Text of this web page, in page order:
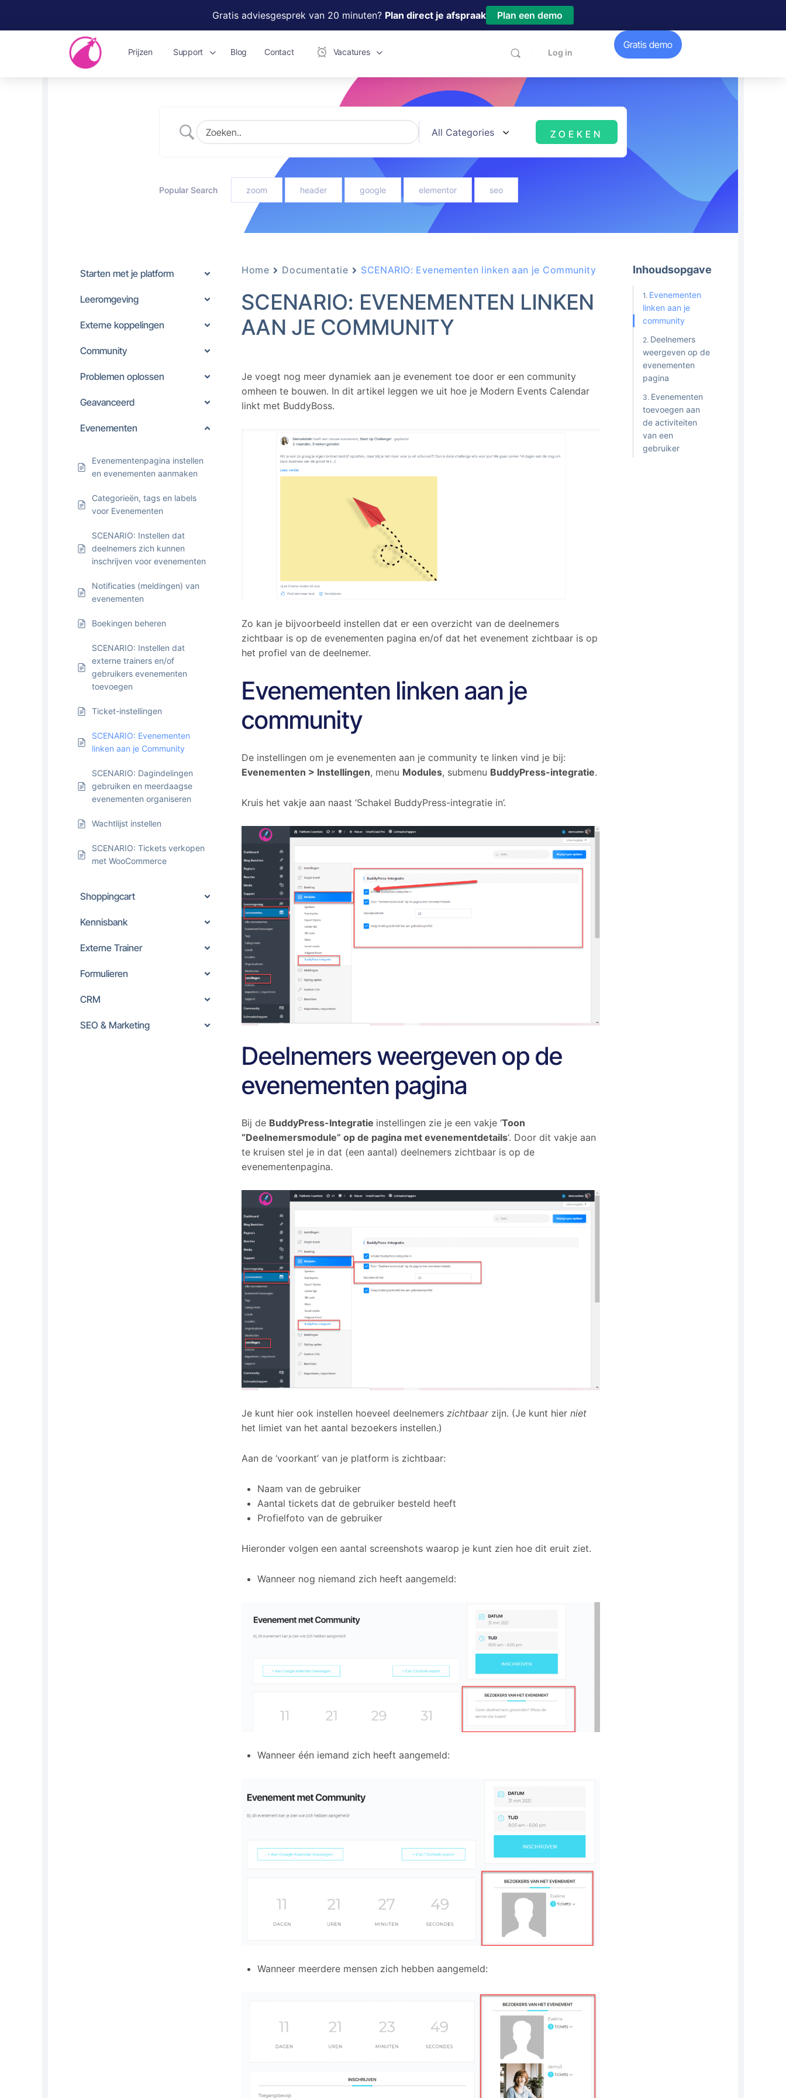
Gratis adviesgesprek van 20 minuten? Plan direct je afspraak Plan een demo
Prijzen Support Blog Contact Vacatures Log in
Gratis demo
Popular Search zoom header google elementor seo
Starten met je platform
Leeromgeving
Externe koppelingen
Community
Problemen oplossen
Geavanceerd
Evenementen
Evenementenpagina instellen
en evenementen aanmaken
Categorieën, tags en labels
voor Evenementen
SCENARIO: Instellen dat
deelnemers zich kunnen
inschrijven voor evenementen
Notificaties (meldingen) van
evenementen
Boekingen beheren
SCENARIO: Instellen dat
externe trainers en/of
gebruikers evenementen
toevoegen
Ticket-instellingen
SCENARIO: Evenementen
linken aan je Community
SCENARIO: Dagindelingen
gebruiken en meerdaagse
evenementen organiseren
Wachtlijst instellen
SCENARIO: Tickets verkopen
met WooCommerce
Shoppingcart
Kennisbank
Externe Trainer
Formulieren
CRM
SEO & Marketing
Home Documentatie SCENARIO: Evenementen linken aan je Community
SCENARIO: EVENEMENTEN LINKEN
AAN JE COMMUNITY
Je voegt nog meer dynamiek aan je evenement toe door er een community
omheen te bouwen. In dit artikel leggen we uit hoe je Modern Events Calendar
linkt met BuddyBoss.
Zo kan je bijvoorbeeld instellen dat er een overzicht van de deelnemers
zichtbaar is op de evenementen pagina en/of dat het evenement zichtbaar is op
het profiel van de deelnemer.
Evenementen linken aan je
community
De instellingen om je evenementen aan je community te linken vind je bij:
Evenementen > Instellingen, menu Modules, submenu BuddyPress-integratie.
Kruis het vakje aan naast ‘Schakel BuddyPress-integratie in’.
Deelnemers weergeven op de
evenementen pagina
Bij de BuddyPress-Integratie instellingen zie je een vakje ‘Toon
“Deelnemersmodule” op de pagina met evenementdetails‘. Door dit vakje aan
te kruisen stel je in dat (een aantal) deelnemers zichtbaar is op de
evenementenpagina.
Je kunt hier ook instellen hoeveel deelnemerszichtbaar zijn. (Je kunt hierniet
het limiet van het aantal bezoekers instellen.)
Aan de ‘voorkant’ van je platform is zichtbaar:
Naam van de gebruiker
Aantal tickets dat de gebruiker besteld heeft
Profielfoto van de gebruiker
Hieronder volgen een aantal screenshots waarop je kunt zien hoe dit eruit ziet.
Wanneer nog niemand zich heeft aangemeld:
Wanneer één iemand zich heeft aangemeld:
Wanneer meerdere mensen zich hebben aangemeld:
Inhoudsopgave
Evenementen
linken aan je
community
Deelnemers
weergeven op de
evenementen
pagina
Evenementen
toevoegen aan
de activiteiten
van een
gebruiker